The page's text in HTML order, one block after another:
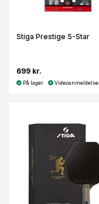
Stiga Prestige 5-Star
699 kr.
På lager Videoanmeldelse